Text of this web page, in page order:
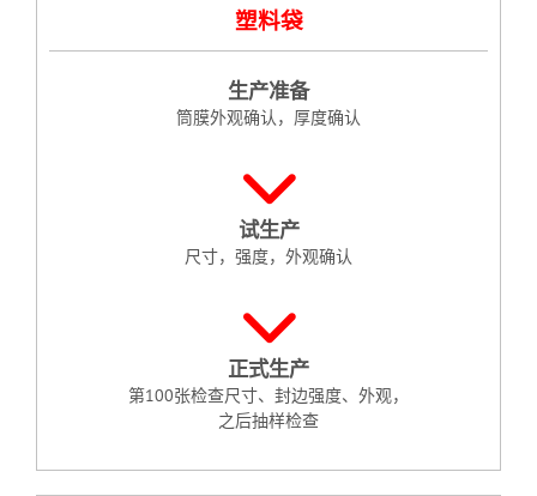
塑料袋
生产准备
筒膜外观确认，厚度确认
试生产
尺寸，强度，外观确认
正式生产
第100张检查尺寸、封边强度、外观，
之后抽样检查